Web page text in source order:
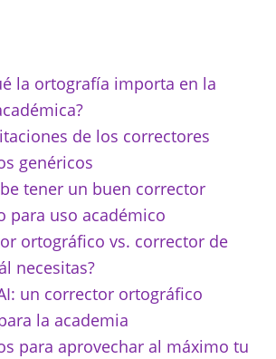
la ortografía importa en la
de los correctores
genéricos
tener un buen corrector
para uso académico
ortográfico vs. corrector de
necesitas?
un corrector ortográfico
la academia
para aprovechar al máximo tu